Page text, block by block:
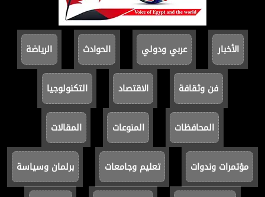
الأخبار عربي ودولي الحوادث الرياضة
فن وثقافة الاقتصاد التكنولوجيا
المحافظات المنوعات المقالات
مؤتمرات وندوات تعليم وجامعات برلمان وسياسة